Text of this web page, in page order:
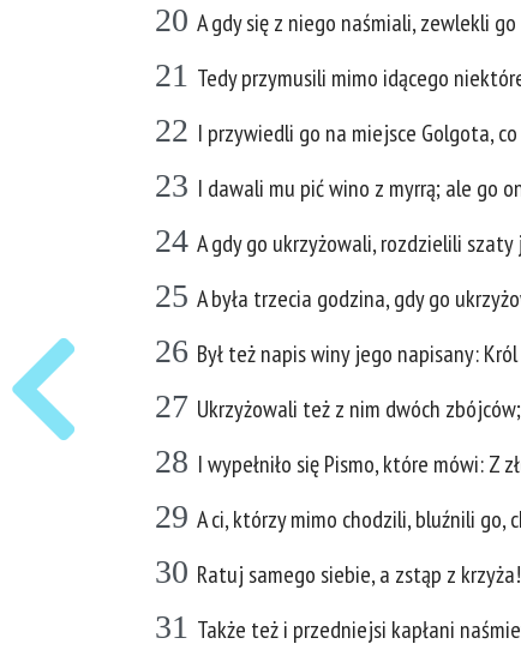
20 A gdy się z niego naśmiali, zewlekli
21 Tedy przymusili mimo idącego
22 I przywiedli go na miejsce Golgota,
23 I dawali mu pić wino z myrrą; ale go
24 A gdy go ukrzyżowali, rozdzielili szaty
25 A była trzecia godzina, gdy go
26 Był też napis winy jego napisany:
27 Ukrzyżowali też z nim dwóch
28 I wypełniło się Pismo, które mówi: Z
29 A ci, którzy mimo chodzili, bluźnili go,
30 Ratuj samego siebie, a zstąp z krzyża!
31 Także też i przedniejsi kapłani